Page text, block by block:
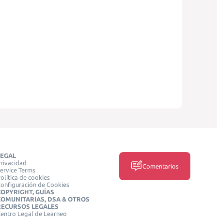
Terms
de cookies
de Cookies
GUÍAS
DSA & OTROS
LEGALES
Legal de Learneo
Comentarios